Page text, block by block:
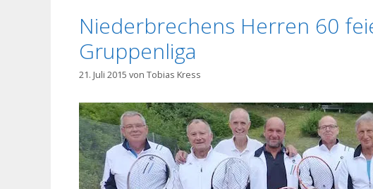
Niederbrechens Herren 60
Gruppenliga
21. Juli 2015 von Tobias Kress